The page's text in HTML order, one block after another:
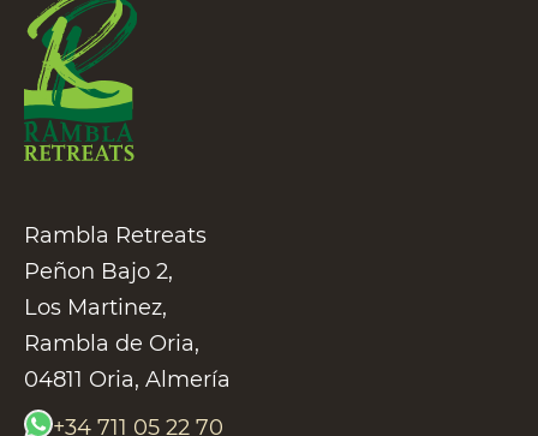
Rambla Retreats
Peñon Bajo 2,
Los Martinez,
Rambla de Oria,
04811 Oria, Almería
+34 711 05 22 70